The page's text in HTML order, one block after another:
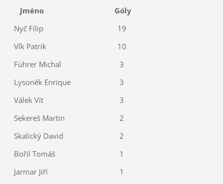
Jméno
Góly
Nyč Filip
19
Vlk Patrik
10
Führer Michal
3
Lysoněk Enrique
3
Válek Vít
3
Sekereš Martin
2
Skalický David
2
Bořil Tomáš
1
Jarmar Jiří
1